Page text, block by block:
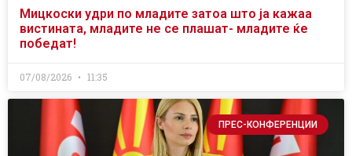
Мицкоски удри по младите затоа што ја кажаа
вистината, младите не се плашат- младите ќе
победат!
07/08/2026 11:35
ПРЕС-КОНФЕРЕНЦИИ